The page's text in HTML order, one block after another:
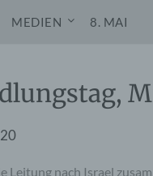
MEDIEN 8. MAI
Leitung nach Israel